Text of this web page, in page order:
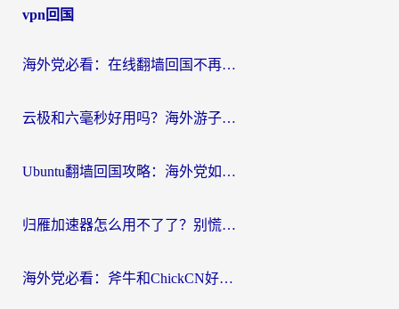
vpn回国
海外党必看：在线翻墙回国不再难！教你选对加速器无缝刷国内资源
云极和六毫秒好用吗？海外游子解锁国内资源的真实答案
Ubuntu翻墙回国攻略：海外党如何选对加速器，无缝刷国内剧玩游戏？
归雁加速器怎么用不了了？别慌，这篇指南教你如何丝滑“回家”
海外党必看：斧牛和ChickCN好用吗？3款热门加速器实测+番茄加速器深度体验